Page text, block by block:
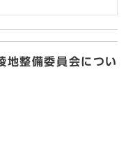
地整備委員会につい